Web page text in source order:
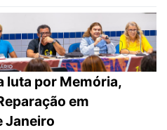
luta por Memória,
em
Janeiro